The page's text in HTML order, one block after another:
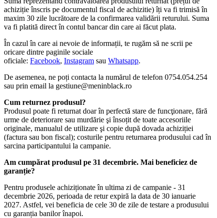
achiziție înscris pe documentul fiscal de achizitie) îți va fi trimisă în
maxim 30 zile lucrătoare de la confirmarea validării returului. Suma
va fi platită direct în contul bancar din care ai făcut plata.
În cazul în care ai nevoie de informații, te rugăm să ne scrii pe
oricare dintre paginile sociale
oficiale: Facebook, Instagram sau Whatsapp.​
De asemenea, ne poți contacta la numărul de telefon 0754.054.254
sau prin email la gestiune@meninblack.ro
Cum returnez produsul?
Produsul poate fi returnat doar în perfectă stare de funcţionare, fără
urme de deteriorare sau murdărie şi însoțit de toate accesoriile
originale, manualul de utilizare şi copie după dovada achiziției
(factura sau bon fiscal); costurile pentru returnarea produsului cad în
sarcina participantului la campanie.
Am cumpărat produsul pe 31 decembrie. Mai beneficiez de
garanție?
Pentru produsele achiziționate în ultima zi de campanie - 31
decembrie 2026, perioada de retur expiră la data de 30 ianuarie
2027. Astfel, vei beneficia de cele 30 de zile de testare a produsului
cu garanția banilor înapoi.